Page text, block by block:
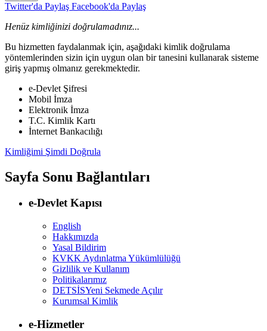
Twitter'da Paylaş Facebook'da Paylaş
Henüz kimliğinizi doğrulamadınız...
Bu hizmetten faydalanmak için, aşağıdaki kimlik doğrulama
yöntemlerinden sizin için uygun olan bir tanesini kullanarak sisteme
giriş yapmış olmanız gerekmektedir.
e-Devlet Şifresi
Mobil İmza
Elektronik İmza
T.C. Kimlik Kartı
İnternet Bankacılığı
Kimliğimi Şimdi Doğrula
Sayfa Sonu Bağlantıları
e-Devlet Kapısı
English
Hakkımızda
Yasal Bildirim
KVKK Aydınlatma Yükümlülüğü
Gizlilik ve Kullanım
Politikalarımız
DETSİSYeni Sekmede Açılır
Kurumsal Kimlik
e-Hizmetler